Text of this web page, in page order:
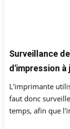
Surveillance
d'impression à
L'imprimante
faut donc
temps, afin que